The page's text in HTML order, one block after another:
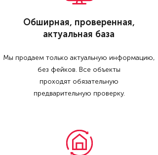
Обширная, проверенная,
актуальная база
Мы продаем только актуальную информацию,
без фейков. Все объекты
проходят обязательную
предварительную проверку.